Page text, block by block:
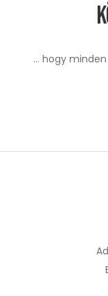
... hogy